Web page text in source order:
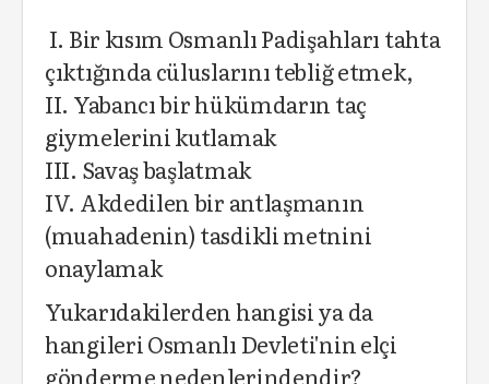
I. Bir kısım Osmanlı Padişahları tahta
çıktığında cüluslarını tebliğ etmek,
II. Yabancı bir hükümdarın taç
giymelerini kutlamak
III. Savaş başlatmak
IV. Akdedilen bir antlaşmanın
(muahadenin) tasdikli metnini
onaylamak
Yukarıdakilerden hangisi ya da
hangileri Osmanlı Devleti'nin elçi
gönderme nedenlerindendir?